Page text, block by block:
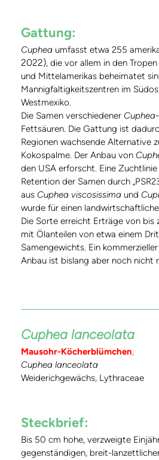
Gattung:
Cuphea umfasst etwa 255
2022), die vor allem in den
und Mittelamerikas beheimatet
Mannigfaltigkeitszentren im
Westmexiko.
Die Samen verschiedener Cuphea
Fettsäuren. Die Gattung ist
Regionen wachsende Alternative
Kokospalme. Der Anbau von
den USA erforscht. Eine
Retention der Samen durch
aus Cuphea viscosissima und
wurde für einen
Die Sorte erreicht Erträge von bis
mit Ölanteilen von etwa einem
Samengewichts. Ein
Anbau ist bislang aber noch nicht
Cuphea lanceolata
Mausohr-Köcherblümchen,
Cuphea lanceolata
Weiderichgewächs, Lythraceae
Steckbrief:
Bis 50 cm hohe, verzweigte
gegenständigen, breit-